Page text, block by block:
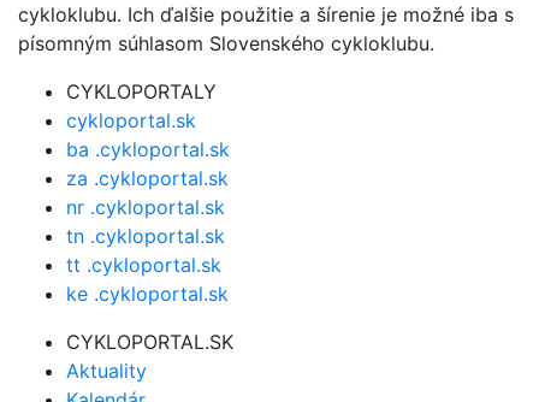
cykloklubu. Ich ďalšie použitie a šírenie je možné iba s
písomným súhlasom Slovenského cykloklubu.
CYKLOPORTALY
cykloportal.sk
ba .cykloportal.sk
za .cykloportal.sk
nr .cykloportal.sk
tn .cykloportal.sk
tt .cykloportal.sk
ke .cykloportal.sk
CYKLOPORTAL.SK
Aktuality